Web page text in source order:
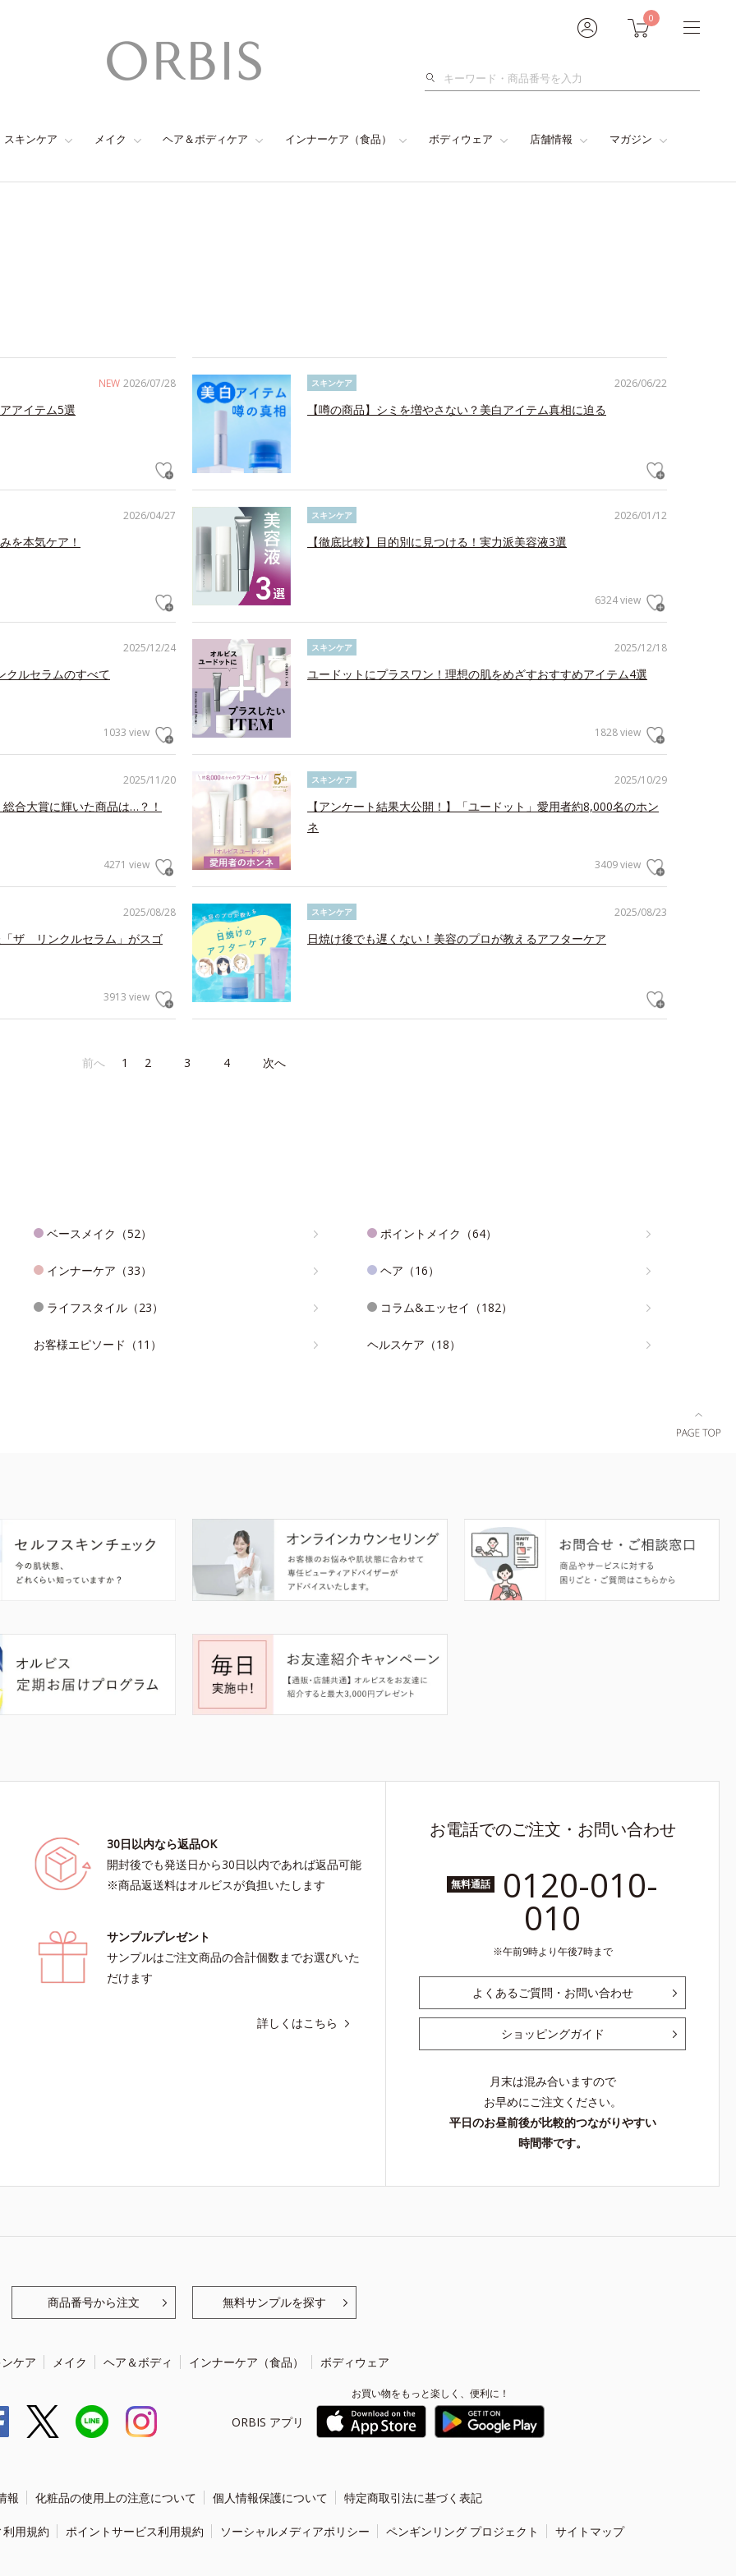
0
検
スキンケア メイク ヘア＆ボディケア インナーケア（食品） ボディウェア 店舗情報 マガジン
NEW 2026/07/28
アイテム5選
2026/06/22
スキンケア
【噂の商品】シミを増やさない？美白アイテム真相に迫る
2026/04/27
を本気ケア！
2026/01/12
スキンケア
【徹底比較】目的別に見つける！実力派美容液3選
6324 view
2025/12/24
クルセラムのすべて
1033 view
2025/12/18
スキンケア
ユードットにプラスワン！理想の肌をめざすおすすめアイテム4選
1828 view
2025/11/20
合大賞に輝いた商品は…？！
4271 view
2025/10/29
スキンケア
【アンケート結果大公開！】「ユードット」愛用者約8,000名のホン
ネ
3409 view
2025/08/28
ザ リンクルセラム」がスゴ
3913 view
2025/08/23
スキンケア
日焼け後でも遅くない！美容のプロが教えるアフターケア
前へ 1 2 3 4 次へ
ベースメイク（52） ポイントメイク（64）
インナーケア（33） ヘア（16）
ライフスタイル（23） コラム&エッセイ（182）
お客様エピソード（11） ヘルスケア（18）
30日以内なら返品OK
開封後でも発送日から30日以内であれば返品可能
※商品返送料はオルビスが負担いたします
サンプルプレゼント
サンプルはご注文商品の合計個数までお選びいた
だけます
詳しくはこちら
お電話でのご注文・お問い合わせ
無料通話 0120-010-
010
午前9時より午後7時まで
よくあるご質問・お問い合わせ
ショッピングガイド
月末は混み合いますので
お早めにご注文ください。
平日のお昼前後が比較的つながりやすい
時間帯です。
商品番号から注文 無料サンプルを探す
ケア メイク ヘア＆ボディ インナーケア（食品） ボディウェア
ORBIS アプリ
お買い物をもっと楽しく、便利に！
報 化粧品の使用上の注意について 個人情報保護について 特定商取引法に基づく表記
用規約 ポイントサービス利用規約 ソーシャルメディアポリシー ペンギンリング プロジェクト サイトマップ